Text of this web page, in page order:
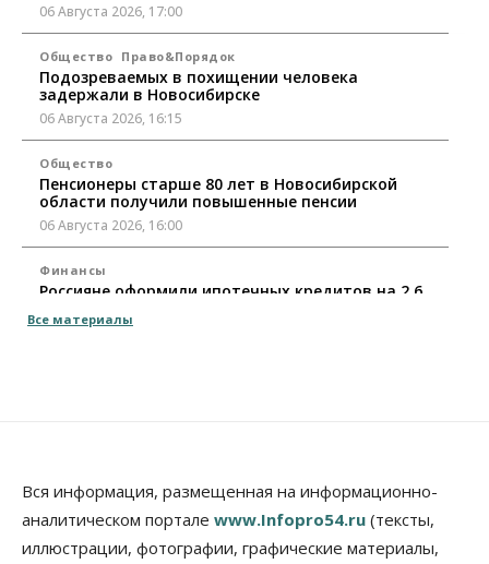
06 Августа 2026, 17:00
Общество Право&Порядок
Подозреваемых в похищении человека
задержали в Новосибирске
06 Августа 2026, 16:15
Общество
Пенсионеры старше 80 лет в Новосибирской
области получили повышенные пенсии
06 Августа 2026, 16:00
Финансы
Россияне оформили ипотечных кредитов на 2,6
06 Августа 2026, 15:53
Бизнес
Правительство России продлило разрешение на
выпуск бензина «Евро-3»
06 Августа 2026, 14:00
Все материалы
Вся информация, размещенная на информационно-
аналитическом портале www.Infopro54.ru (тексты,
иллюстрации, фотографии, графические материалы,